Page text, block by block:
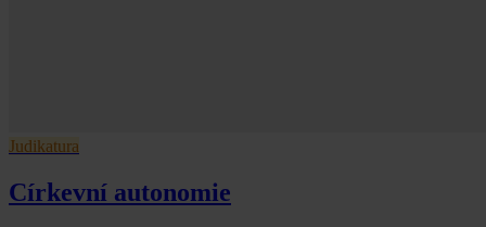
Judikatura
Církevní autonomie